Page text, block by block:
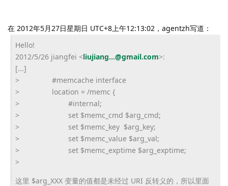
在 2012年5月27日星期日 UTC+8上午12:13:02，agentzh写道：
Hello!
2012/5/26 jiangfei <liujiang...@gmail.com>:
[...]
> #memcache interface
> location = /memc {
> #internal;
> set $memc_cmd $arg_cmd;
> set $memc_key $arg_key;
> set $memc_value $arg_val;
> set $memc_exptime $arg_exptime;
>
这里 $arg_XXX 变量的值都是未经过 URI 反转义的，所以里面